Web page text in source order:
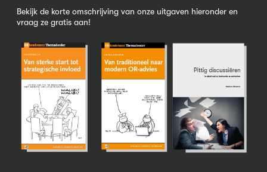
Bekijk de korte omschrijving van onze uitgaven hieronder en
vraag ze gratis aan!